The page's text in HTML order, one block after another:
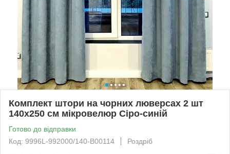
Комплект штори на чорних люверсах 2 шт
140х250 см мікровелюр Сіро-синій
Готово до відправки
Код: 9996L-992000/140-B00114
Роздріб